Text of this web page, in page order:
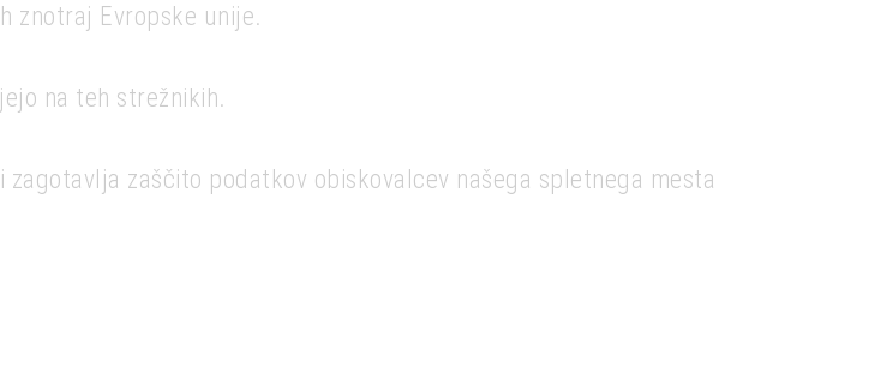
znotraj Evropske unije.
na teh strežnikih.
zaščito podatkov obiskovalcev našega spletnega mesta